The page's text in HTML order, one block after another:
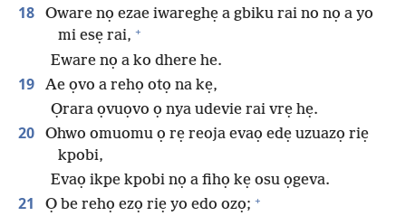
18
Oware nọ ezae iwareghẹ a gbiku rai no nọ a yo
mi esẹ rai, +
Eware nọ a ko dhere he.
19
Ae ọvo a rehọ otọ na kẹ,
Ọrara ọvuọvo ọ nya udevie rai vrẹ hẹ.
20
Ohwo omuomu ọ rẹ reoja evaọ edẹ uzuazọ riẹ
kpobi,
Evaọ ikpe kpobi nọ a fihọ kẹ osu ọgeva.
21 Ọ be rehọ ezọ riẹ yo edo ozọ; +